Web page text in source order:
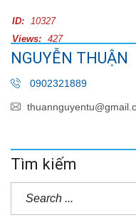
ID:
10327
Views: 427
NGUYỄN THUẬN
0902321889
Tìm kiếm